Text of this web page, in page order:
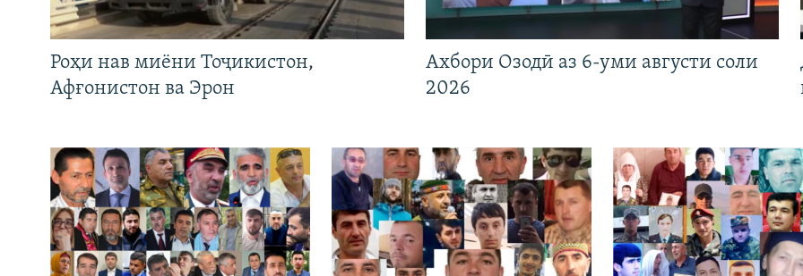
Роҳи нав миёни Тоҷикистон,
Афғонистон ва Эрон
Ахбори Озодӣ аз 6-уми августи соли
2026